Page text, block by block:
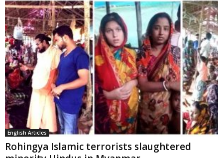
English Articles
Rohingya Islamic terrorists slaughtered